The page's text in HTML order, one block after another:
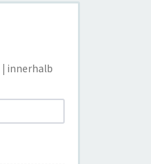
| innerhalb